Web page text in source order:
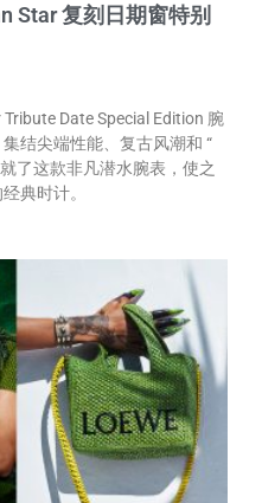
Star 复刻日期窗特别
Date Special Edition 腕
结尖端性能、复古风潮和 “
了这款非凡潜水腕表，使之
典时计。